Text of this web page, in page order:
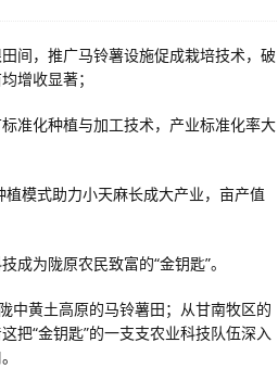
间，推广马铃薯设施促成栽培技术，破
增收显著；
准化种植与加工技术，产业标准化率大
模式助力小天麻长成大产业，亩产值
为陇原农民致富的“金钥匙”。
中黄土高原的马铃薯田；从甘南牧区的
把“金钥匙”的一支支农业科技队伍深入